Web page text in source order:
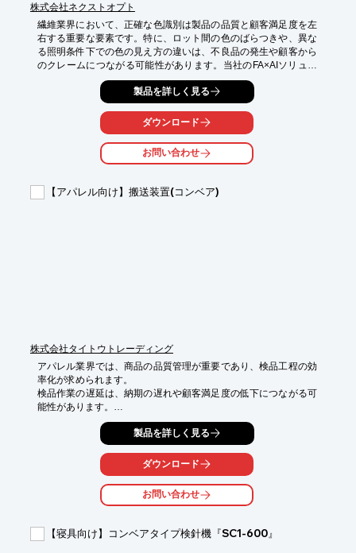
株式会社ネクストオプト
繊維業界において、正確な色識別は製品の品質と顧客満足度を左
右する重要な要素です。特に、ロット間の色のばらつきや、異な
る照明条件下での色の見え方の違いは、不良品の発生や顧客から
のクレームにつながる可能性があります。当社のFA×AIソリュー
ションは、AIを活用して色識別の精度を向上させ、これらの課題
を解決します。これにより、生産効率の向上と品質の安定化を実
【活用シーン】
・生地の色検査
【導入の効果】
製品を詳しく見る
ダウンロード
お問い合わせ
【アパレル向け】搬送装置(コンベア)
株式会社タイトウトレーディング
アパレル業界では、商品の品質管理が重要であり、検品工程の効
率化が求められます。
検品作業の遅延は、納期の遅れや顧客満足度の低下につながる可
能性があります。
当社の検品用コンベアは、検品作業の効率化と品質向上に貢献し
【活用シーン】
・アパレル製品の検品ライン
・不良品の発見と選別
・検品作業の自動化
・検品時間の短縮
製品を詳しく見る
ダウンロード
お問い合わせ
【寝具向け】コンベアタイプ検針機『SC1-600』